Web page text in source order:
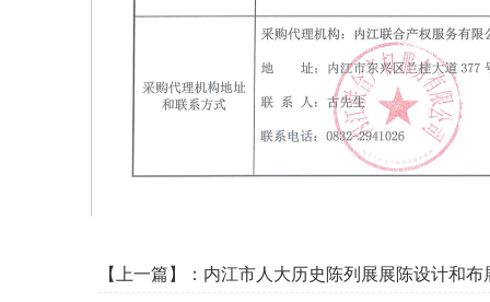
【上一篇】： 内江市人大历史陈列展展陈设计和